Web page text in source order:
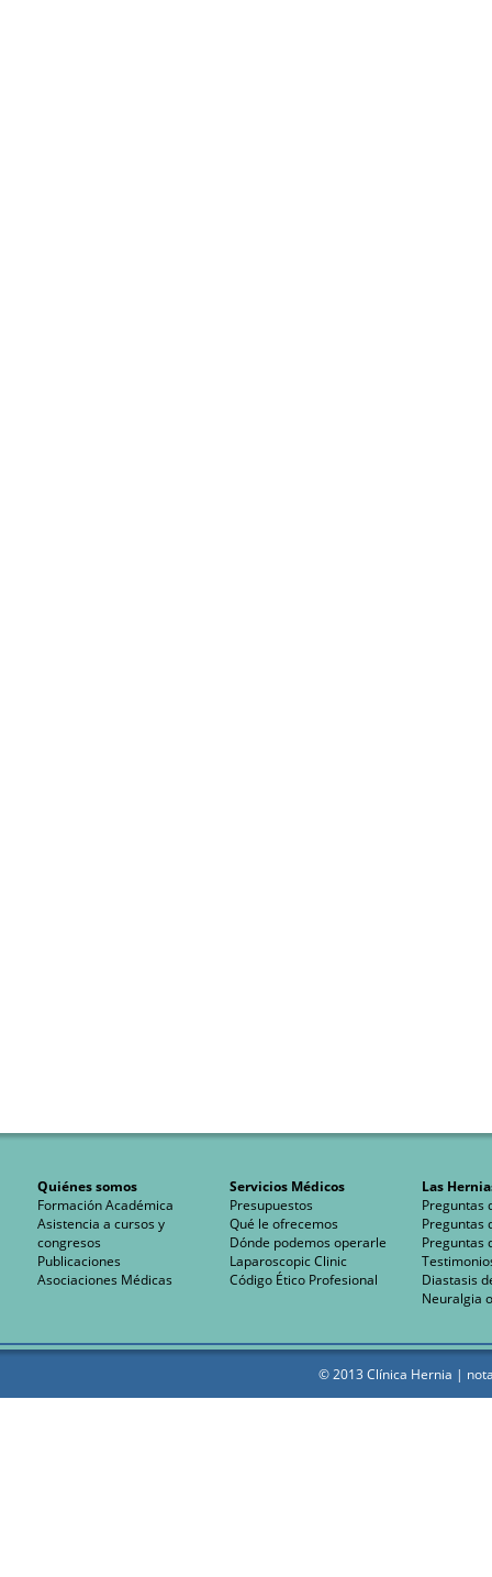
Quiénes somos
Formación Académica
Asistencia a cursos y
congresos
Publicaciones
Asociaciones Médicas
Servicios Médicos
Presupuestos
Qué le ofrecemos
Dónde podemos operarle
Laparoscopic Clinic
Código Ético Profesional
Las
Preguntas
Preguntas
Preguntas
Diastasis
Neuralgia
© 2013 Clínica Hernia |